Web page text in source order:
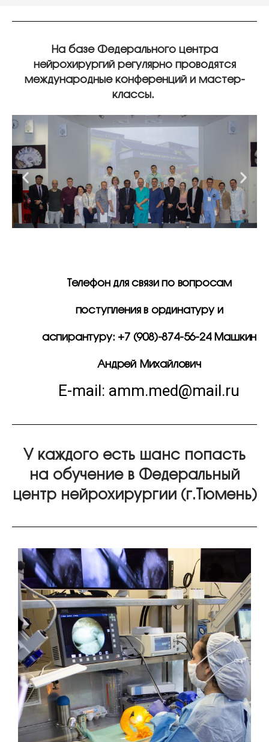
На базе Федерального центра
нейрохирургий регулярно проводятся
международные конференций и мастер-
классы.
Телефон для связи по вопросам
поступления в ординатуру и
аспирантуру: +7 (908)-874-56-24 Машкин
Андрей Михайлович
E-mail: amm.med@mail.ru
У каждого есть шанс попасть
на обучение в Федеральный
центр нейрохирургии (г.Тюмень)